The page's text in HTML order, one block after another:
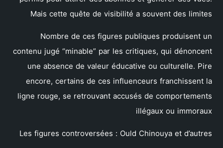
Mais cette quête de visibilité a souvent des limites
Nombre de ces figures publiques produisent un
contenu jugé “minable” par les critiques, qui dénoncent
une absence de valeur éducative ou culturelle. Pire
encore, certains de ces influenceurs franchissent la
ligne rouge, se retrouvant accusés de comportements
illégaux ou immoraux
Les figures controversées : Ould Chinouya et d’autres